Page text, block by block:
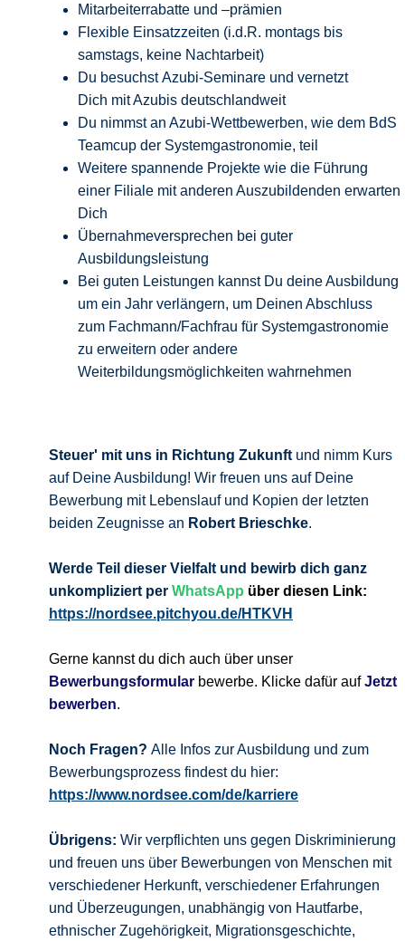
Mitarbeiterrabatte und –prämien
Flexible Einsatzzeiten (i.d.R. montags bis
samstags, keine Nachtarbeit)
Du besuchst Azubi-Seminare und vernetzt
Dich mit Azubis deutschlandweit
Du nimmst an Azubi-Wettbewerben, wie dem BdS
Teamcup der Systemgastronomie, teil
Weitere spannende Projekte wie die Führung
einer Filiale mit anderen Auszubildenden erwarten
Dich
Übernahmeversprechen bei guter
Ausbildungsleistung
Bei guten Leistungen kannst Du deine Ausbildung
um ein Jahr verlängern, um Deinen Abschluss
zum Fachmann/Fachfrau für Systemgastronomie
zu erweitern oder andere
Weiterbildungsmöglichkeiten wahrnehmen
Steuer' mit uns in Richtung Zukunft und nimm Kurs
auf Deine Ausbildung! Wir freuen uns auf Deine
Bewerbung mit Lebenslauf und Kopien der letzten
beiden Zeugnisse an Robert Brieschke.
Werde Teil dieser Vielfalt und bewirb dich ganz
unkompliziert per WhatsApp über diesen Link:
https://nordsee.pitchyou.de/HTKVH
Gerne kannst du dich auch über unser
Bewerbungsformular bewerbe. Klicke dafür aufJetzt
bewerben.
Noch Fragen? Alle Infos zur Ausbildung und zum
Bewerbungsprozess findest du hier:
https://www.nordsee.com/de/karriere
Übrigens: Wir verpflichten uns gegen Diskriminierung
und freuen uns über Bewerbungen von Menschen mit
verschiedener Herkunft, verschiedener Erfahrungen
und Überzeugungen, unabhängig von Hautfarbe,
ethnischer Zugehörigkeit, Migrationsgeschichte,